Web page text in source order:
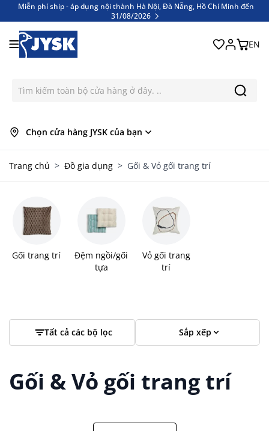
Miễn phí ship - áp dụng nội thành Hà Nội, Đà Nẵng, Hồ Chí Minh đến
31/08/2026
EN
Chọn cửa hàng JYSK của bạn
Trang chủ > Đồ gia dụng > Gối & Vỏ gối trang trí
Gối trang trí
Đệm ngồi/gối
tựa
Vỏ gối trang
trí
Tất cả các bộ lọc Sắp xếp
Gối & Vỏ gối trang trí